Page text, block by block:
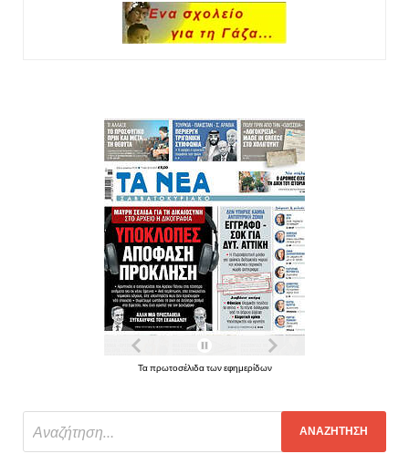
Τα πρωτοσέλιδα των εφημερίδων